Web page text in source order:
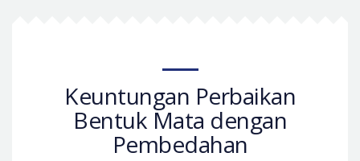
Keuntungan Perbaikan
Bentuk Mata dengan
Pembedahan